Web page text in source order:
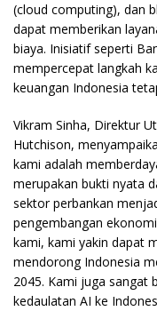
(cloud computing), dan
dapat memberikan
biaya. Inisiatif seperti
mempercepat langkah
keuangan Indonesia
Vikram Sinha, Direktur
Hutchison,
kami adalah
merupakan bukti nyata
sektor perbankan
pengembangan
kami, kami yakin dapat
mendorong Indonesia
2045. Kami juga sangat
kedaulatan AI ke